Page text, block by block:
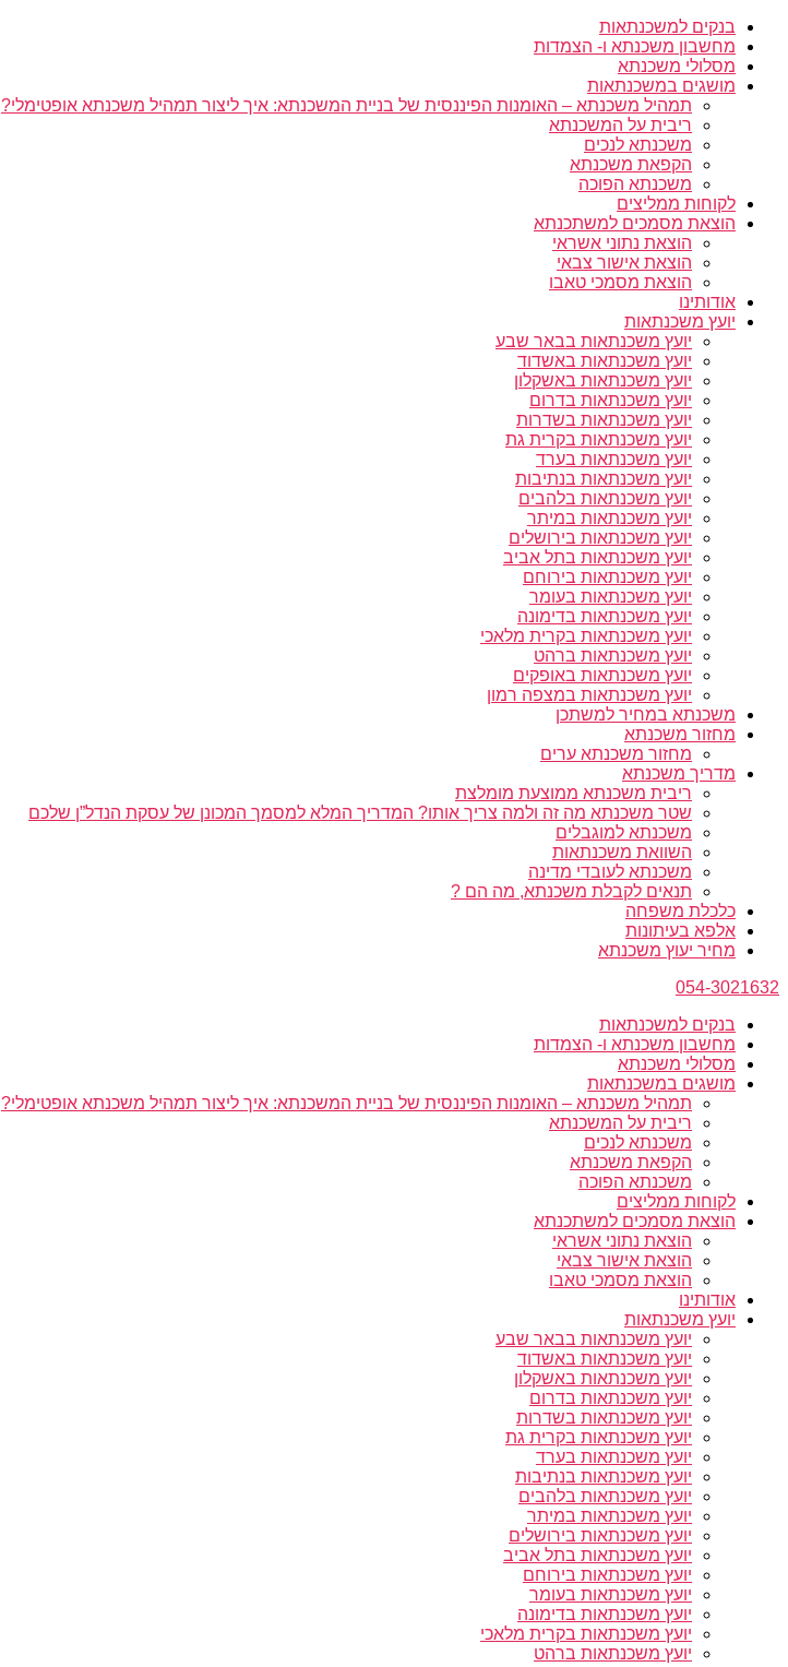
בנקים למשכנתאות
מחשבון משכנתא ו- הצמדות
מסלולי משכנתא
מושגים במשכנתאות
תמהיל משכנתא – האומנות הפיננסית של בניית המשכנתא: איך ליצור תמהיל משכנתא אופטימלי?
ריבית על המשכנתא
משכנתא לנכים
הקפאת משכנתא
משכנתא הפוכה
לקוחות ממליצים
הוצאת מסמכים למשתכנתא
הוצאת נתוני אשראי
הוצאת אישור צבאי
הוצאת מסמכי טאבו
אודותינו
יועץ משכנתאות
יועץ משכנתאות בבאר שבע
יועץ משכנתאות באשדוד
יועץ משכנתאות באשקלון
יועץ משכנתאות בדרום
יועץ משכנתאות בשדרות
יועץ משכנתאות בקרית גת
יועץ משכנתאות בערד
יועץ משכנתאות בנתיבות
יועץ משכנתאות בלהבים
יועץ משכנתאות במיתר
יועץ משכנתאות בירושלים
יועץ משכנתאות בתל אביב
יועץ משכנתאות בירוחם
יועץ משכנתאות בעומר
יועץ משכנתאות בדימונה
יועץ משכנתאות בקרית מלאכי
יועץ משכנתאות ברהט
יועץ משכנתאות באופקים
יועץ משכנתאות במצפה רמון
משכנתא במחיר למשתכן
מחזור משכנתא
מחזור משכנתא ערים
מדריך משכנתא
ריבית משכנתא ממוצעת מומלצת
שטר משכנתא מה זה ולמה צריך אותו? המדריך המלא למסמך המכונן של עסקת הנדל”ן שלכם
משכנתא למוגבלים
השוואת משכנתאות
משכנתא לעובדי מדינה
תנאים לקבלת משכנתא, מה הם ?
כלכלת משפחה
אלפא בעיתונות
מחיר יעוץ משכנתא
054-3021632
בנקים למשכנתאות
מחשבון משכנתא ו- הצמדות
מסלולי משכנתא
מושגים במשכנתאות
תמהיל משכנתא – האומנות הפיננסית של בניית המשכנתא: איך ליצור תמהיל משכנתא אופטימלי?
ריבית על המשכנתא
משכנתא לנכים
הקפאת משכנתא
משכנתא הפוכה
לקוחות ממליצים
הוצאת מסמכים למשתכנתא
הוצאת נתוני אשראי
הוצאת אישור צבאי
הוצאת מסמכי טאבו
אודותינו
יועץ משכנתאות
יועץ משכנתאות בבאר שבע
יועץ משכנתאות באשדוד
יועץ משכנתאות באשקלון
יועץ משכנתאות בדרום
יועץ משכנתאות בשדרות
יועץ משכנתאות בקרית גת
יועץ משכנתאות בערד
יועץ משכנתאות בנתיבות
יועץ משכנתאות בלהבים
יועץ משכנתאות במיתר
יועץ משכנתאות בירושלים
יועץ משכנתאות בתל אביב
יועץ משכנתאות בירוחם
יועץ משכנתאות בעומר
יועץ משכנתאות בדימונה
יועץ משכנתאות בקרית מלאכי
יועץ משכנתאות ברהט